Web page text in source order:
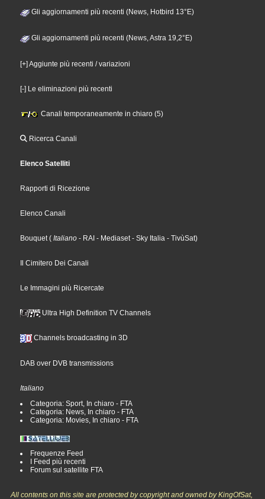
Gli aggiornamenti più recenti (News, Hotbird 13°E)
Gli aggiornamenti più recenti (News, Astra 19,2°E)
[+] Aggiunte più recenti / variazioni
[-] Le eliminazioni più recenti
Canali temporaneamente in chiaro (5)
Ricerca Canali
Elenco Satelliti
Rapporti di Ricezione
Elenco Canali
Bouquet( Italiano - RAI - Mediaset- Sky Italia - TivùSat)
Il Cimitero Dei Canali
Le Immagini più Ricercate
Ultra High Definition TV Channels
Channels broadcasting in 3D
DAB over DVB transmissions
Italiano
Categoria: Sport, In chiaro - FTA
Categoria: News, In chiaro - FTA
Categoria: Movies, In chiaro - FTA
Frequenze Feed
I Feed più recenti
Forum sul satellite FTA
All contents on this site are protected by copyright and owned by KingOfSat,